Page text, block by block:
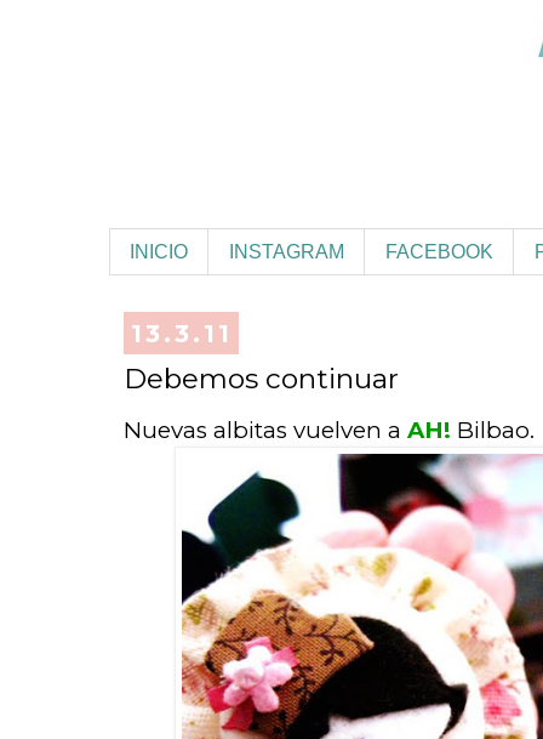
INICIO INSTAGRAM FACEBOOK
13.3.11
Debemos continuar
Nuevas albitas vuelven a AH! Bilbao.